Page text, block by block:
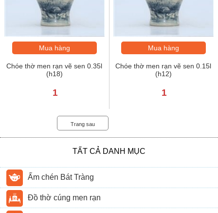
Mua hàng
Chóe thờ men rạn vẽ sen 0.35l
(h18)
1
Mua hàng
Chóe thờ men rạn vẽ sen 0.15l
(h12)
1
Trang sau
TẤT CẢ DANH MỤC
Ấm chén Bát Tràng
Đồ thờ cúng men rạn